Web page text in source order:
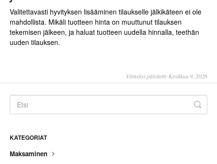
Valitettavasti hyvityksen lisääminen tilaukselle jälkikäteen ei ole
mahdollista. Mikäli tuotteen hinta on muuttunut tilauksen
tekemisen jälkeen, ja haluat tuotteen uudella hinnalla, teethän
uuden tilauksen.
Viimeksi päivitetty Kesäkuu 9, 2026
KATEGORIAT
Maksaminen